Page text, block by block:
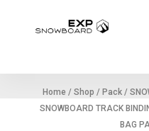
Home /Shop / Pack /
SNOWBOARD TRACK
BAG